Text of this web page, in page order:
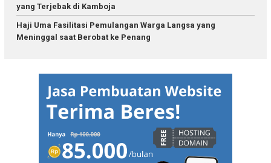
yang Terjebak di Kamboja
Haji Uma Fasilitasi Pemulangan Warga Langsa yang
Meninggal saat Berobat ke Penang